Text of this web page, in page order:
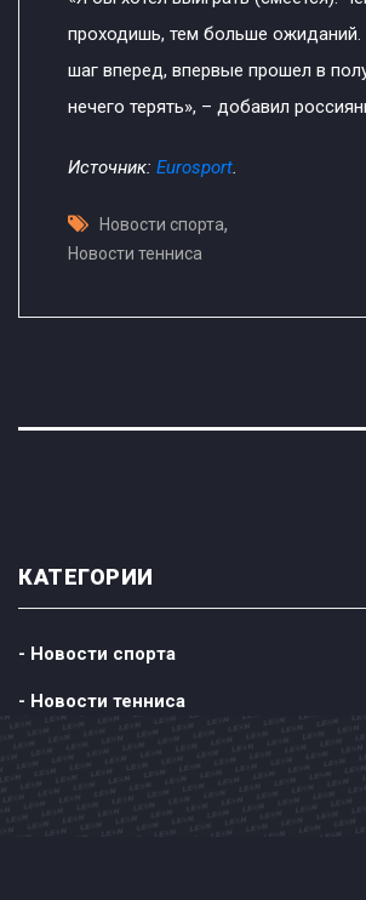
проходишь, тем больше
шаг вперед, впервые прошел в
нечего терять», – добавил
Источник: Eurosport.
Новости спорта,
Новости тенниса
КАТЕГОРИИ
- Новости спорта
- Новости тенниса